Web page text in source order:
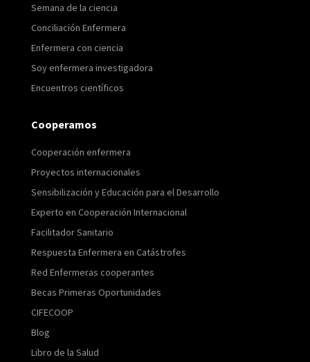
Semana de la ciencia
Conciliación Enfermera
Enfermera con ciencia
Soy enfermera investigadora
Encuentros científicos
Cooperamos
Cooperación enfermera
Proyectos internacionales
Sensibilización y Educación para el Desarrollo
Experto en Cooperación Internacional
Facilitador Sanitario
Respuesta Enfermera en Catástrofes
Red Enfermeras cooperantes
Becas Primeras Oportunidades
CIFECOOP
Blog
Libro de la Salud